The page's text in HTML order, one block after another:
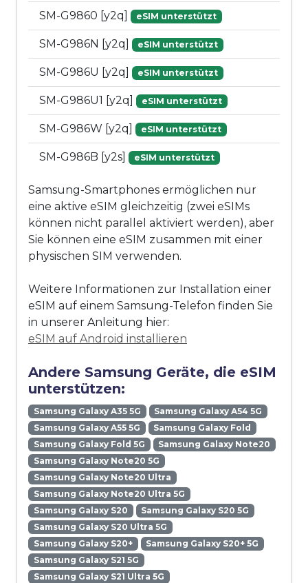
SM-G9860 [y2q] eSIM unterstützt
SM-G986N [y2q] eSIM unterstützt
SM-G986U [y2q] eSIM unterstützt
SM-G986U1 [y2q] eSIM unterstützt
SM-G986W [y2q] eSIM unterstützt
SM-G986B [y2s] eSIM unterstützt
Samsung-Smartphones ermöglichen nur
eine aktive eSIM gleichzeitig (zwei eSIMs
können nicht parallel aktiviert werden), aber
Sie können eine eSIM zusammen mit einer
physischen SIM verwenden.
Weitere Informationen zur Installation einer
eSIM auf einem Samsung-Telefon finden Sie
in unserer Anleitung hier:
eSIM auf Android installieren
Andere Samsung Geräte, die eSIM
unterstützen:
Samsung Galaxy A35 5G
Samsung Galaxy A54 5G
Samsung Galaxy A55 5G
Samsung Galaxy Fold
Samsung Galaxy Fold 5G
Samsung Galaxy Note20
Samsung Galaxy Note20 5G
Samsung Galaxy Note20 Ultra
Samsung Galaxy Note20 Ultra 5G
Samsung Galaxy S20
Samsung Galaxy S20 5G
Samsung Galaxy S20 Ultra 5G
Samsung Galaxy S20+
Samsung Galaxy S20+ 5G
Samsung Galaxy S21 5G
Samsung Galaxy S21 Ultra 5G